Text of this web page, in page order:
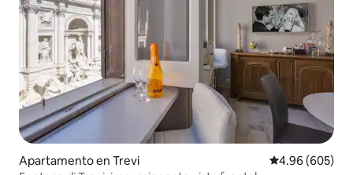
Apartamento en Trevi Calificación
4.96 (605)